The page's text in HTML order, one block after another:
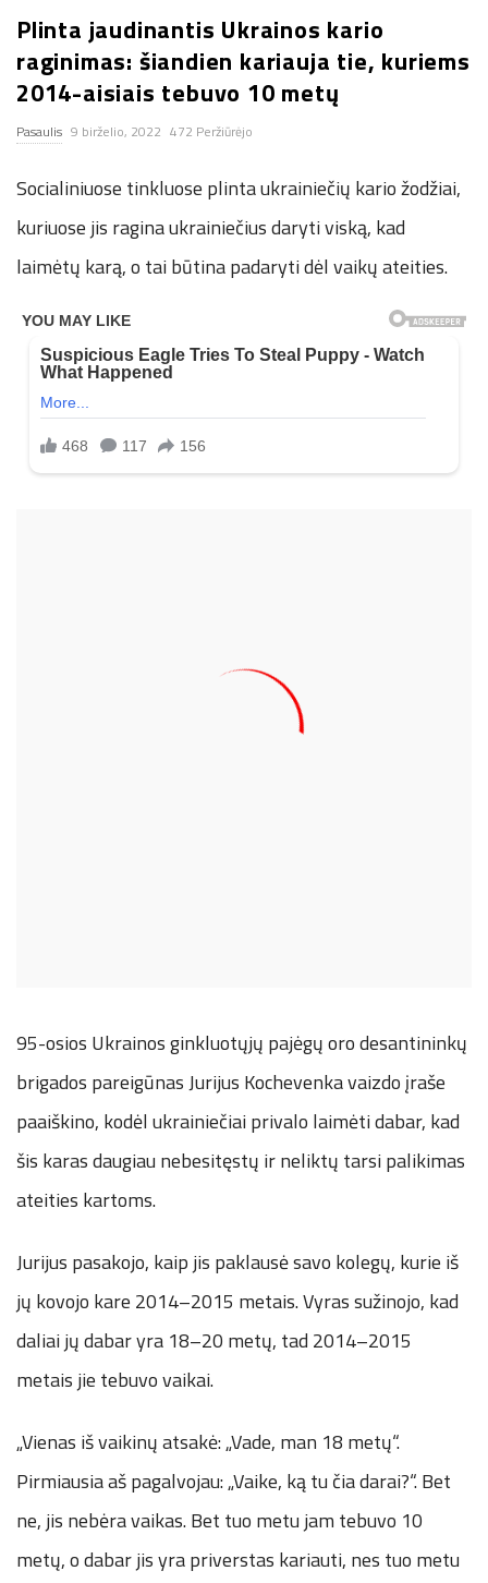
n
.
n
e
t
Plinta jaudinantis Ukrainos kario
raginimas: šiandien kariauja tie, kuriems
2014-aisiais tebuvo 10 metų
Pasaulis 9 birželio, 2022 472 Peržiūrėjo
Socialiniuose tinkluose plinta ukrainiečių kario žodžiai,
kuriuose jis ragina ukrainiečius daryti viską, kad
laimėtų karą, o tai būtina padaryti dėl vaikų ateities.
95-osios Ukrainos ginkluotųjų pajėgų oro desantininkų
brigados pareigūnas Jurijus Kochevenka vaizdo įraše
paaiškino, kodėl ukrainiečiai privalo laimėti dabar, kad
šis karas daugiau nebesitęstų ir neliktų tarsi palikimas
ateities kartoms.
Jurijus pasakojo, kaip jis paklausė savo kolegų, kurie iš
jų kovojo kare 2014–2015 metais. Vyras sužinojo, kad
daliai jų dabar yra 18–20 metų, tad 2014–2015
metais jie tebuvo vaikai.
„Vienas iš vaikinų atsakė: „Vade, man 18 metų“.
Pirmiausia aš pagalvojau: „Vaike, ką tu čia darai?“. Bet
ne, jis nebėra vaikas. Bet tuo metu jam tebuvo 10
metų, o dabar jis yra priverstas kariauti, nes tuo metu